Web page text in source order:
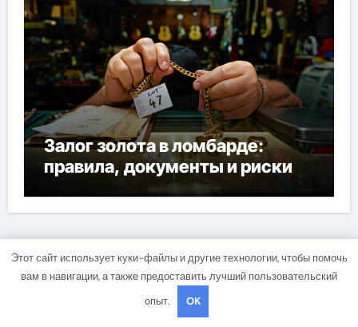
Залог золота в ломбарде:
правила, документы и риски
Успех и Капитал
Этот сайт использует куки-файлы и другие технологии, чтобы помочь
вам в навигации, а также предоставить лучший пользовательский
опыт.
OK